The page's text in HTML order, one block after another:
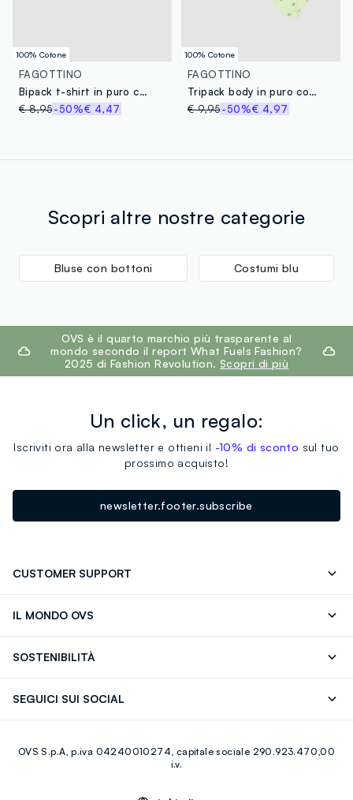
100% Cotone
FAGOTTINO
Bipack t-shirt in puro cotone multicolor da bimbo regular fit
€ 8,95-50%€ 4,47
100% Cotone
FAGOTTINO
Tripack body in puro cotone multicolor da neonato con formiche
€ 9,95-50%€ 4,97
Scopri altre nostre categorie
Bluse con bottoni Costumi blu
footer.ariatitleOVS è il quarto marchio più trasparente al
mondo secondo il report What Fuels Fashion?
2025 di Fashion Revolution. Scopri di più
Un click, un regalo:
Iscriviti ora alla newsletter e ottieni il -10% di sconto sul tuo
prossimo acquisto!
newsletter.footer.subscribe
CUSTOMER SUPPORT
IL MONDO OVS
Giftcard
SOSTENIBILITÀ
SEGUICI SUI SOCIAL
Youtube Linkedin
OVS S.p.A, p.iva 04240010274, capitale sociale 290.923.470,00
i.v.